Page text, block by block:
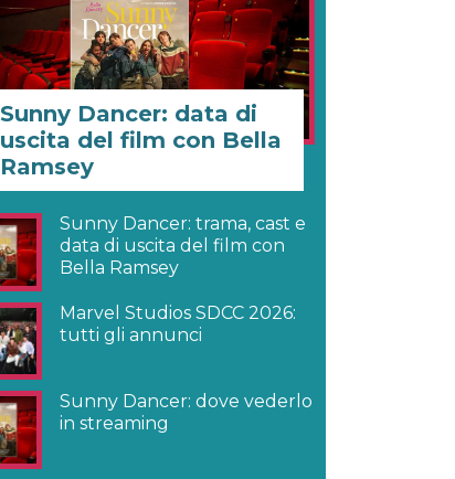
Sunny Dancer: data di
uscita del film con Bella
Ramsey
Sunny Dancer: trama, cast e
data di uscita del film con
Bella Ramsey
Marvel Studios SDCC 2026:
tutti gli annunci
Sunny Dancer: dove vederlo
in streaming